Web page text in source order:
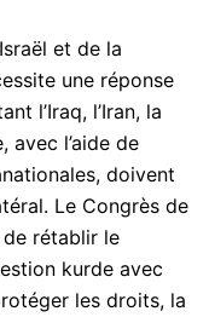
et de la
une réponse
l’Iraq, l’Iran, la
avec l’aide de
doivent
Le Congrès de
de rétablir le
kurde avec
les droits, la